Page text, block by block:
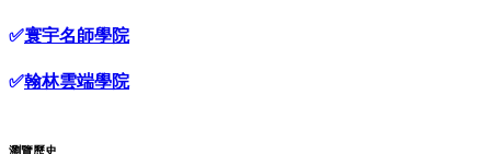
✅寰宇名師學院
✅翰林雲端學院
瀏覽歷史